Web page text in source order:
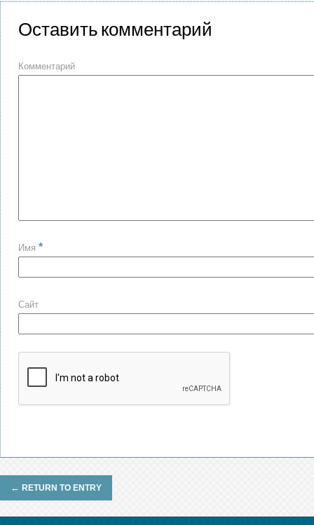
Оставить комментарий
Комментарий
Имя *
Сайт
← RETURN TO ENTRY